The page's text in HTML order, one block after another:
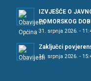
IZVJEŠĆE O
POMORSKOG
31. srpnja 2026. -
Zaključci
16. srpnja 2026. -